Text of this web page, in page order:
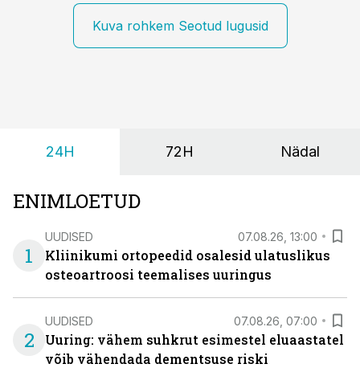
Kuva rohkem Seotud lugusid
24H 72H Nädal
ENIMLOETUD
1
UUDISED 07.08.26, 13:00
Kliinikumi ortopeedid osalesid ulatuslikus
osteoartroosi teemalises uuringus
2
UUDISED 07.08.26, 07:00
Uuring: vähem suhkrut esimestel eluaastatel
võib vähendada dementsuse riski